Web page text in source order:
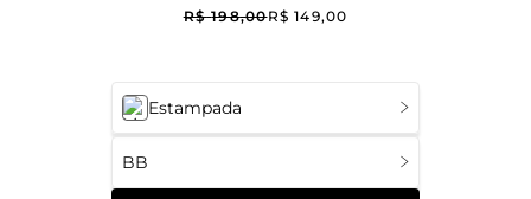
Estampada
BB
R$ 198,00R$ 149,00